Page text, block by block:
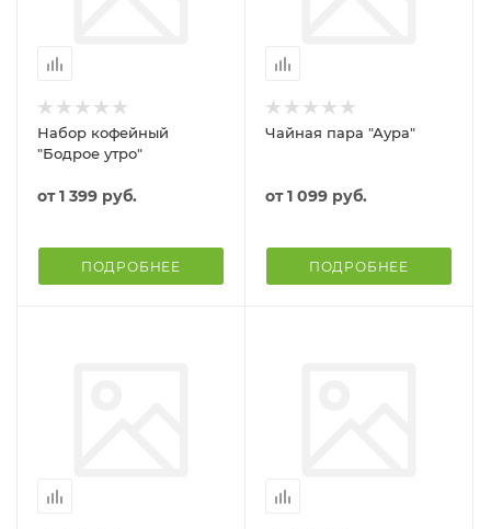
Набор кофейный
"Бодрое утро"
от1 399 руб.
ПОДРОБНЕЕ
Чайная пара "Аура"
от1 099 руб.
ПОДРОБНЕЕ